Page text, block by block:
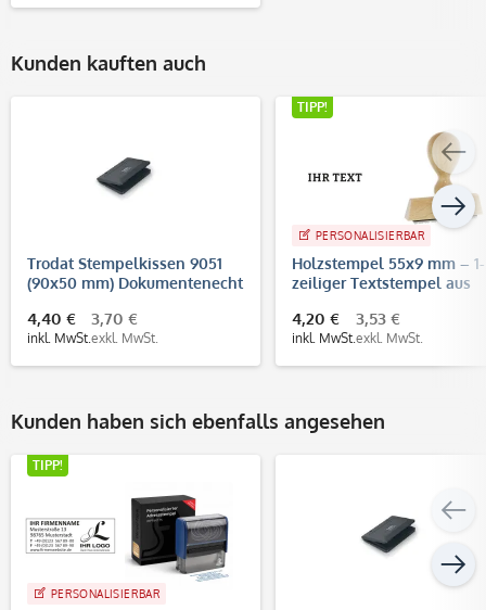
Kunden kauften auch
Trodat Stempelkissen 9051
(90x50 mm) Dokumentenecht
4,40 €
inkl. MwSt.
3,70 €
exkl. MwSt.
TIPP!
PERSONALISIERBAR
Holzstempel 55x9 mm – 1-
zeiliger Textstempel aus
4,20 €
inkl. MwSt.
3,53 €
exkl. MwSt.
Kunden haben sich ebenfalls angesehen
TIPP!
PERSONALISIERBAR